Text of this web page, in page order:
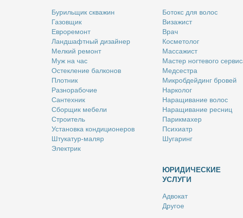
Бу­риль­щик сква­жин
Га­зов­щик
Ев­ро­ре­монт
Ланд­шафт­ный ди­зай­нер
Мел­кий ре­монт
Муж на час
Остек­ле­ние бал­ко­нов
Плот­ник
Раз­но­ра­бо­чие
Сан­тех­ник
Сбор­щик ме­бе­ли
Стро­и­тель
Уста­нов­ка кон­ди­ци­о­не­ров
Шту­ка­тур-ма­ляр
Элек­трик
Бо­токс для во­лос
Ви­за­жист
Врач
Кос­ме­то­лог
Мас­са­жист
Ма­стер ног­те­во­го
Мед­сест­ра
Мик­роб­дей­динг бро­вей
Нар­ко­лог
На­ра­щи­ва­ние во­лос
На­ра­щи­ва­ние рес­ниц
Па­рик­махер
Пси­хи­атр
Шу­га­ринг
ЮРИДИЧЕСКИЕ
УСЛУГИ
Адво­кат
Дру­гое